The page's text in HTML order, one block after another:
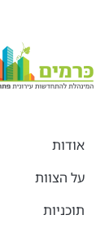
אודות
על הצוות
תוכניות